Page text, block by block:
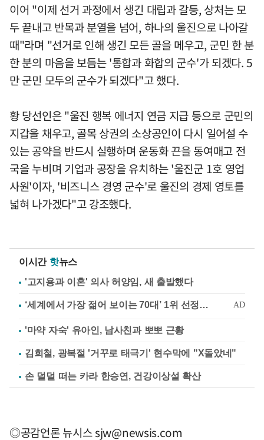
이어 "이제 선거 과정에서 생긴 대립과 갈등, 상처는 모
두 끝내고 반목과 분열을 넘어, 하나의 울진으로 나아갈
때"라며 "선거로 인해 생긴 모든 골을 메우고, 군민 한 분
한 분의 마음을 보듬는 '통합과 화합의 군수'가 되겠다. 5
만 군민 모두의 군수가 되겠다"고 했다.
황 당선인은 "울진 행복 에너지 연금 지급 등으로 군민의
지갑을 채우고, 골목 상권의 소상공인이 다시 일어설 수
있는 공약을 반드시 실행하며 운동화 끈을 동여매고 전
국을 누비며 기업과 공장을 유치하는 '울진군 1호 영업
사원'이자, '비즈니스 경영 군수'로 울진의 경제 영토를
넓혀 나가겠다"고 강조했다.
이시간 핫뉴스
'고지용과 이혼' 의사 허양임, 새 출발했다
'마약 자숙' 유아인, 남사친과 뽀뽀 근황
김희철, 광복절 '거꾸로 태극기' 현수막에 "X돌았네"
손 덜덜 떠는 카라 한승연, 건강이상설 확산
◎공감언론 뉴시스sjw@newsis.com